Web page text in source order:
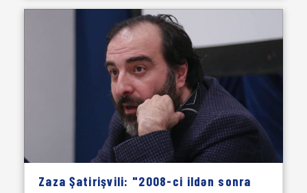
Zaza Şatirişvili: "2008-ci ildən sonra